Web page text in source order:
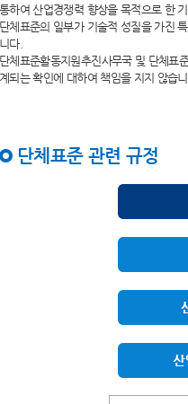
통하여 산업경쟁력 향상을 목적으로 한
단체표준의 일부가 기술적 성질을 가진
니다.
단체표준활동지원추진사무국 및 단체표
계되는 확인에 대하여 책임을 지지 않습니
단체표준 관련 규정